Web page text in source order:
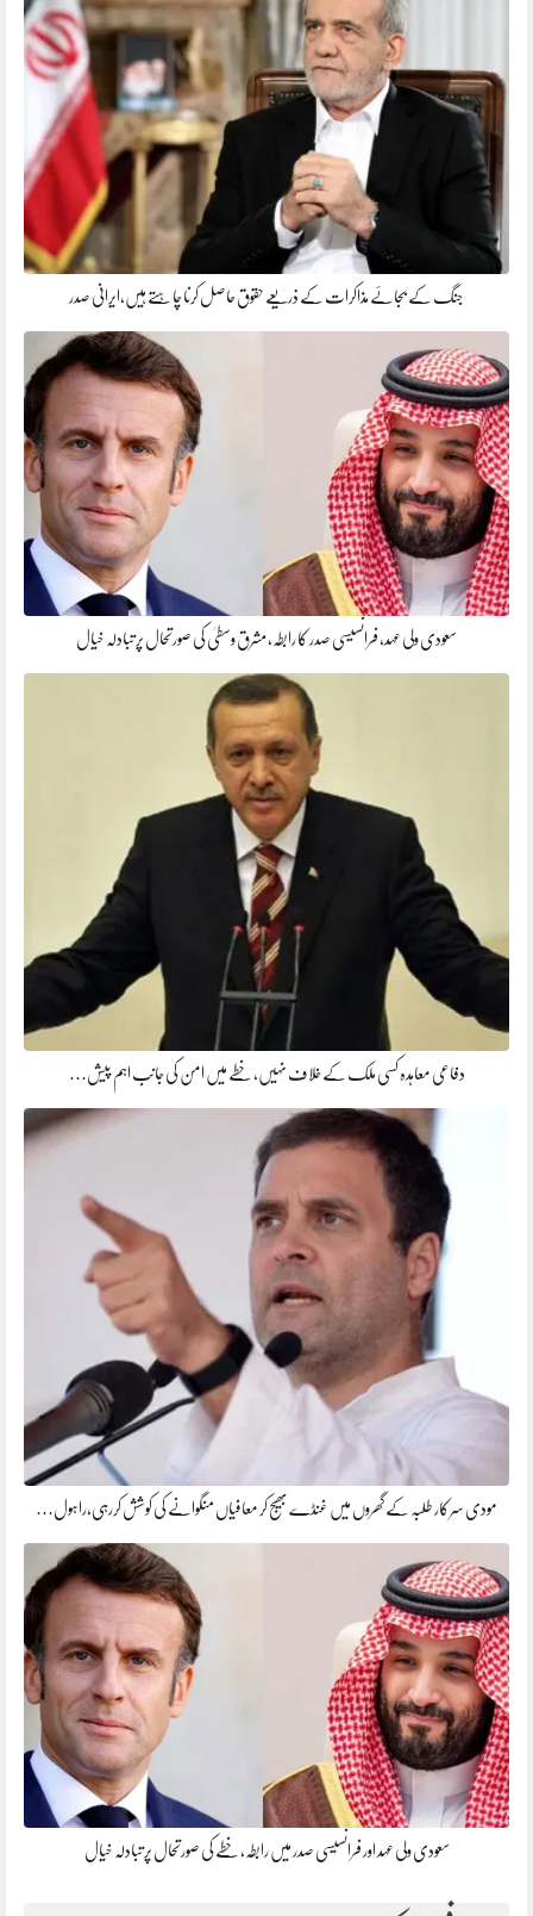
جنگ کے بجائے مذاکرات کے ذریعے حقوق حاصل کرنا چاہتے ہیں،ایرانی صدر
سعودی ولی عہد، فرانسیسی صدر کا رابطہ، مشرق وسطیٰ کی صورتحال پر تبادلہ خیال
دفاعی معاہدہ کسی ملک کے خلاف نہیں، خطے میں امن کی جانب اہم پیش…
مودی سرکار طلبہ کے گھروں میں غنڈے بھیج کر معافیاں منگوانے کی کوشش کررہی،راہول…
سعودی ولی عہد اور فرانسیسی صدر میں رابطہ، خطے کی صورتحال پر تبادلہ خیال